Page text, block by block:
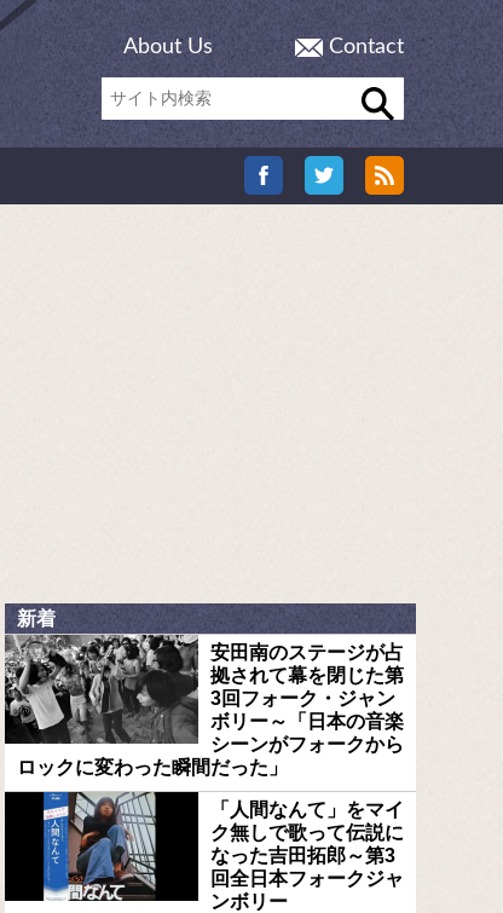
About Us Contact
新着
安田南のステージが占
拠されて幕を閉じた第
3回フォーク・ジャン
ボリー～「日本の音楽
シーンがフォークから
ロックに変わった瞬間だった」
「人間なんて」をマイ
ク無しで歌って伝説に
なった吉田拓郎～第3
回全日本フォークジャ
ンボリー